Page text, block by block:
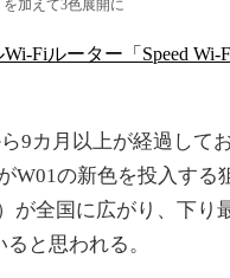
加えて3色展開に
Fiルーター「Speed
9カ月以上が経過して
W01の新色を投入する
が全国に広がり、下り
と思われる。